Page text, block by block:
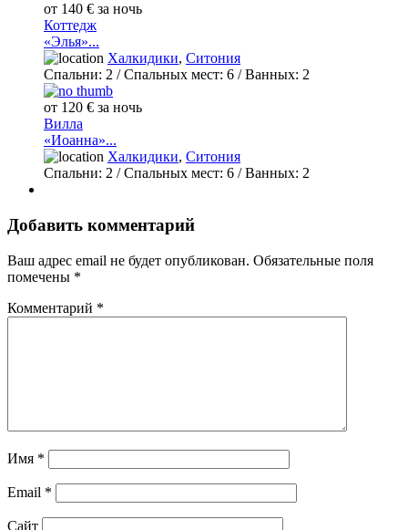
от 140 € за ночь
Коттедж
«Элья»...
Халкидики, Ситония
Спальни: 2 / Спальных мест: 6 /Ванных: 2
от 120 € за ночь
Вилла
«Иоанна»...
Халкидики, Ситония
Спальни: 2 / Спальных мест: 6 /Ванных: 2
Добавить комментарий
Ваш адрес email не будет опубликован. Обязательные поля
помечены *
Комментарий *
Имя *
Email *
Сайт